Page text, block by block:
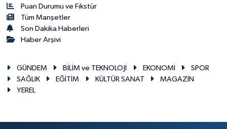
Puan Durumu ve Fikstür
Tüm Manşetler
Son Dakika Haberleri
Haber Arşivi
GÜNDEM BİLİM ve TEKNOLOJİ EKONOMİ
SPOR
SAĞLIK
EĞİTİM KÜLTÜR SANAT
MAGAZİN
YEREL